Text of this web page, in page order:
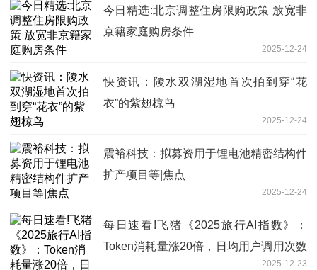
今日精选:北京调整住房限购政策 放宽非
京籍家庭购房条件
2025-12-24
快资讯：陵水双湖湿地首次拍到穿“花
衣”的紫翅椋鸟
2025-12-24
震裕科技：拟募资用于锂电池精密结构件
扩产项目等|焦点
2025-12-24
每日速看!飞猪《2025旅行AI指数》：
Token消耗量涨20倍，日均用户调用次数
2025-12-23